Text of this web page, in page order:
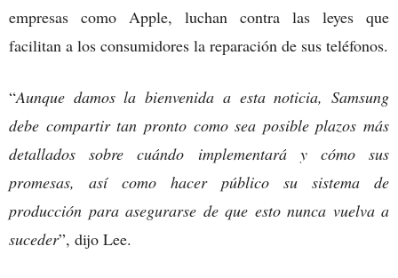
empresas como Apple, luchan contra las leyes que
facilitan a los consumidores la reparación de sus teléfonos.
“Aunque damos la bienvenida a esta noticia, Samsung
debe compartir tan pronto como sea posible plazos más
detallados sobre cuándo implementará y cómo sus
promesas, así como hacer público su sistema de
producción para asegurarse de que esto nunca vuelva a
suceder”, dijo Lee.